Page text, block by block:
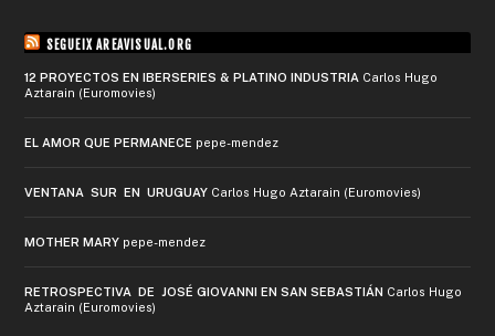
SEGUEIX AREAVISUAL.ORG
12 PROYECTOS EN IBERSERIES & PLATINO INDUSTRIA Carlos Hugo
Aztarain (Euromovies)
EL AMOR QUE PERMANECE pepe-mendez
VENTANA SUR EN URUGUAY Carlos Hugo Aztarain (Euromovies)
MOTHER MARY pepe-mendez
RETROSPECTIVA DE JOSÉ GIOVANNI EN SAN SEBASTIÁN Carlos Hugo
Aztarain (Euromovies)